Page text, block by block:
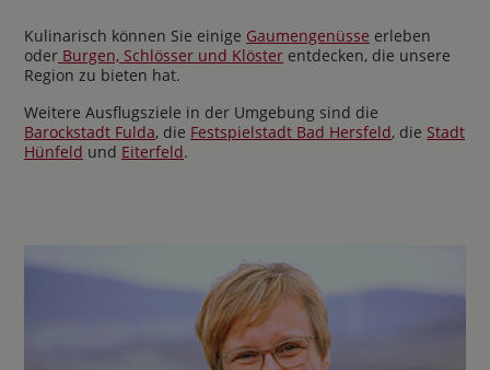
Kulinarisch können Sie einige Gaumengenüsse erleben
oder Burgen, Schlösser und Klöster entdecken, die unsere
Region zu bieten hat.
Weitere Ausflugsziele in der Umgebung sind die
Barockstadt Fulda, die Festspielstadt Bad Hersfeld, die Stadt
Hünfeld und Eiterfeld.